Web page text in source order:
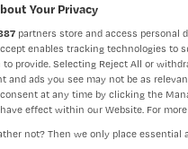
Your Privacy
partners store and access personal
enables tracking technologies to
to provide. Selecting Reject All or
and ads you see may not be as
at any time by clicking the
effect within our Website. For
not? Then we only place